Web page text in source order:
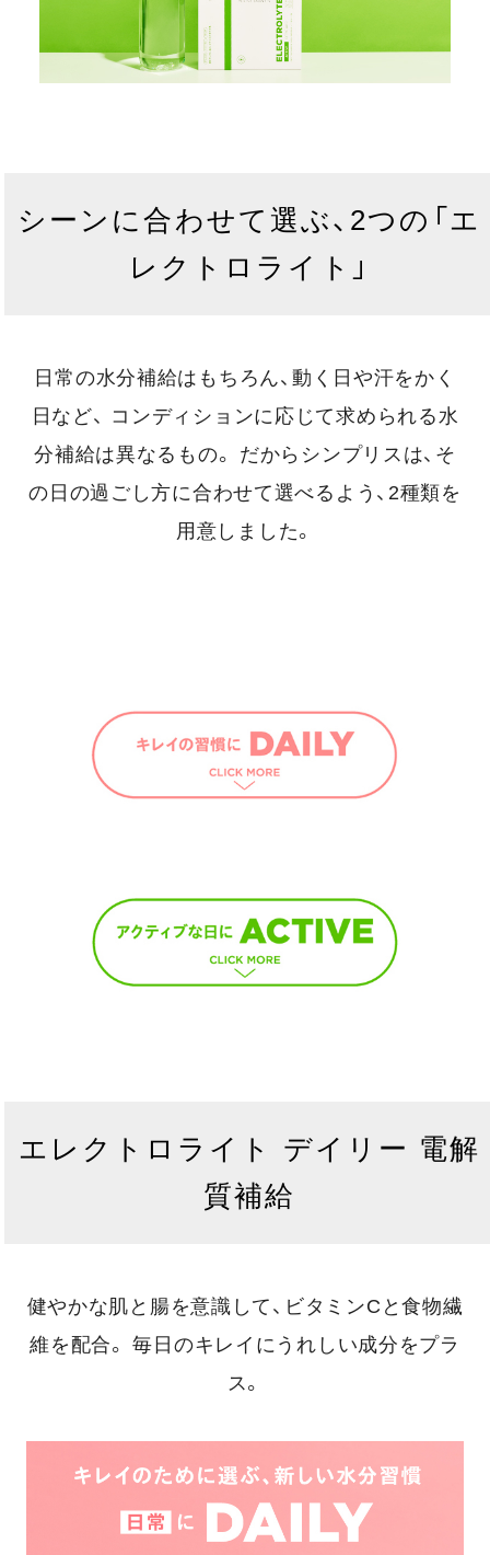
シーンに合わせて選ぶ、2つの「エ
レクトロライト」
日常の水分補給はもちろん、動く日や汗をかく
日など、
コンディションに応じて求められる水
分補給は異なるもの。
だからシンプリスは、そ
の日の過ごし方に合わせて選べるよう、2種類を
用意しました。
エレクトロライト デイリー 電解
質補給
健やかな肌と腸を意識して、ビタミンCと食物繊
維を配合。 毎日のキレイにうれしい成分をプラ
ス。